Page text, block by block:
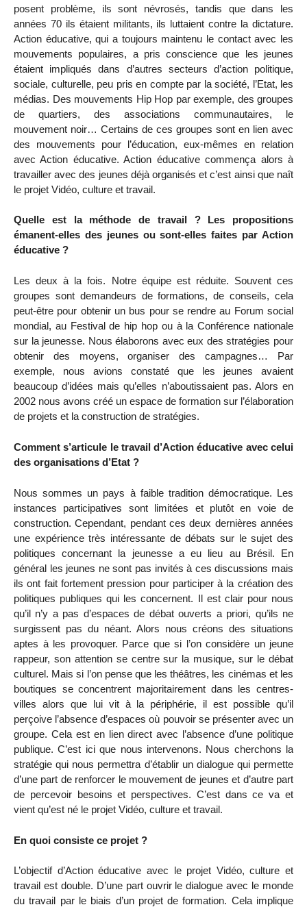
posent problème, ils sont névrosés, tandis que dans les
années 70 ils étaient militants, ils luttaient contre la dictature.
Action éducative, qui a toujours maintenu le contact avec les
mouvements populaires, a pris conscience que les jeunes
étaient impliqués dans d’autres secteurs d’action politique,
sociale, culturelle, peu pris en compte par la société, l’Etat, les
médias. Des mouvements Hip Hop par exemple, des groupes
de quartiers, des associations communautaires, le
mouvement noir… Certains de ces groupes sont en lien avec
des mouvements pour l’éducation, eux-mêmes en relation
avec Action éducative. Action éducative commença alors à
travailler avec des jeunes déjà organisés et c’est ainsi que naît
le projet Vidéo, culture et travail.
Quelle est la méthode de travail ? Les propositions
émanent-elles des jeunes ou sont-elles faites par Action
éducative ?
Les deux à la fois. Notre équipe est réduite. Souvent ces
groupes sont demandeurs de formations, de conseils, cela
peut-être pour obtenir un bus pour se rendre au Forum social
mondial, au Festival de hip hop ou à la Conférence nationale
sur la jeunesse. Nous élaborons avec eux des stratégies pour
obtenir des moyens, organiser des campagnes… Par
exemple, nous avions constaté que les jeunes avaient
beaucoup d’idées mais qu’elles n’aboutissaient pas. Alors en
2002 nous avons créé un espace de formation sur l’élaboration
de projets et la construction de stratégies.
Comment s’articule le travail d’Action éducative avec celui
des organisations d’Etat ?
Nous sommes un pays à faible tradition démocratique. Les
instances participatives sont limitées et plutôt en voie de
construction. Cependant, pendant ces deux dernières années
une expérience très intéressante de débats sur le sujet des
politiques concernant la jeunesse a eu lieu au Brésil. En
général les jeunes ne sont pas invités à ces discussions mais
ils ont fait fortement pression pour participer à la création des
politiques publiques qui les concernent. Il est clair pour nous
qu’il n’y a pas d’espaces de débat ouverts a priori, qu’ils ne
surgissent pas du néant. Alors nous créons des situations
aptes à les provoquer. Parce que si l’on considère un jeune
rappeur, son attention se centre sur la musique, sur le débat
culturel. Mais si l’on pense que les théâtres, les cinémas et les
boutiques se concentrent majoritairement dans les centres-
villes alors que lui vit à la périphérie, il est possible qu’il
perçoive l’absence d’espaces où pouvoir se présenter avec un
groupe. Cela est en lien direct avec l’absence d’une politique
publique. C’est ici que nous intervenons. Nous cherchons la
stratégie qui nous permettra d’établir un dialogue qui permette
d’une part de renforcer le mouvement de jeunes et d’autre part
de percevoir besoins et perspectives. C’est dans ce va et
vient qu’est né le projet Vidéo, culture et travail.
En quoi consiste ce projet ?
L’objectif d’Action éducative avec le projet Vidéo, culture et
travail est double. D’une part ouvrir le dialogue avec le monde
du travail par le biais d’un projet de formation. Cela implique